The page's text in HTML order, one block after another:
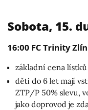
Sobota, 15.
16:00 FC Trinity
základní cena
děti do 6 let mají
ZTP/P 50% slevu,
jako doprovod je